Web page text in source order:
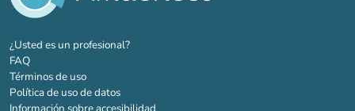
¿Usted es un profesional?(nueva pestaña)
FAQ
Términos de uso
Política de uso de datos